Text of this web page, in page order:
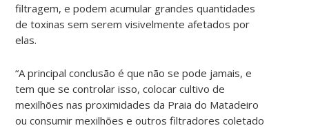
filtragem, e podem acumular grandes quantidades
de toxinas sem serem visivelmente afetados por
elas.
“A principal conclusão é que não se pode jamais, e
tem que se controlar isso, colocar cultivo de
mexilhões nas proximidades da Praia do Matadeiro
ou consumir mexilhões e outros filtradores coletado